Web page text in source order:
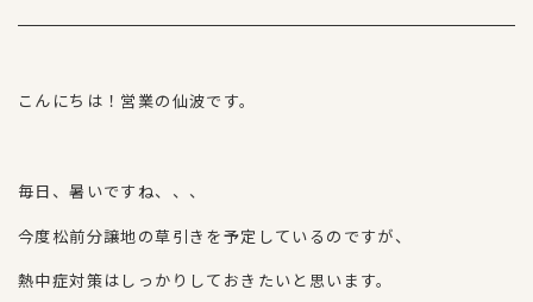
こんにちは！営業の仙波です。
毎日、暑いですね、、、
今度松前分譲地の草引きを予定しているのですが、
熱中症対策はしっかりしておきたいと思います。